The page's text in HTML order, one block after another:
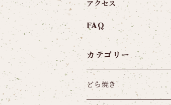
アクセス
FAQ
カテゴリー
どら焼き